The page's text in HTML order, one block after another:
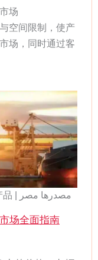
场
空间限制，使产
场，同时通过客
埃及产品清单 | 十大最佳出口埃及产品 | مصدرها مصر
场全面指南